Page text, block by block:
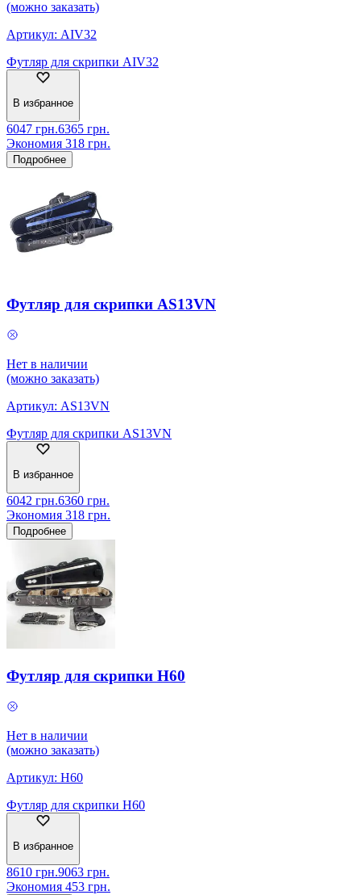
(можно заказать)
Артикул: AIV32
Футляр для скрипки AIV32
В избранное
6047 грн.6365 грн.
Экономия 318 грн.
Подробнее
Футляр для скрипки AS13VN
Нет в наличии
(можно заказать)
Артикул: AS13VN
Футляр для скрипки AS13VN
В избранное
6042 грн.6360 грн.
Экономия 318 грн.
Подробнее
Футляр для скрипки H60
Нет в наличии
(можно заказать)
Артикул: H60
Футляр для скрипки H60
В избранное
8610 грн.9063 грн.
Экономия 453 грн.